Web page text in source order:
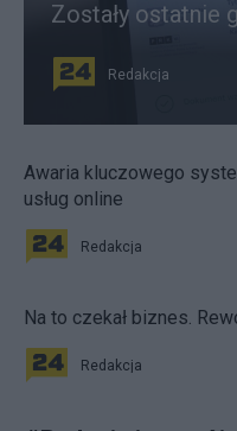
Zostały ostatnie
Redakcja
Awaria kluczowego
usług online
Redakcja
Na to czekał biznes.
Redakcja